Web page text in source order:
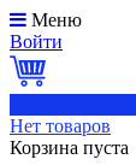
Меню
Войти
Нет товаров
Корзина пуста